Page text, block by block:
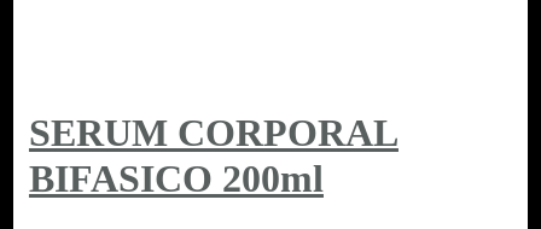
SERUM CORPORAL
BIFASICO 200ml